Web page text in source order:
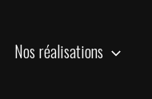
Nos réalisations